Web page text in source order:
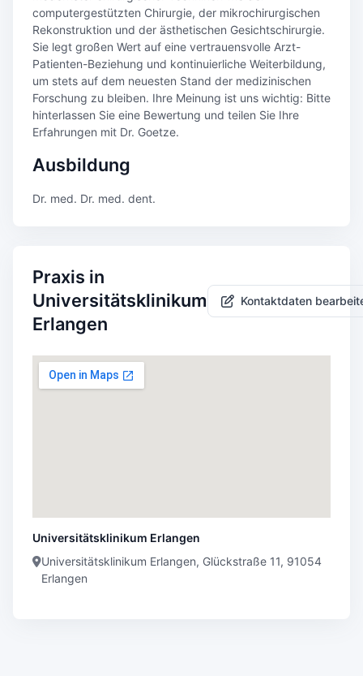
computergestützten Chirurgie, der mikrochirurgischen
Rekonstruktion und der ästhetischen Gesichtschirurgie.
Sie legt großen Wert auf eine vertrauensvolle Arzt-
Patienten-Beziehung und kontinuierliche Weiterbildung,
um stets auf dem neuesten Stand der medizinischen
Forschung zu bleiben. Ihre Meinung ist uns wichtig: Bitte
hinterlassen Sie eine Bewertung und teilen Sie Ihre
Erfahrungen mit Dr. Goetze.
Ausbildung
Dr. med. Dr. med. dent.
Praxis in
Universitätsklinikum
Erlangen
Kontaktdaten
Universitätsklinikum Erlangen
Universitätsklinikum Erlangen, Glückstraße 11, 91054
Erlangen